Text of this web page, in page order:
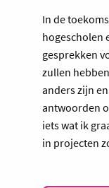
In de
hogescholen
gesprekken
zullen
anders zijn
antwoorden
iets wat ik
in projecten